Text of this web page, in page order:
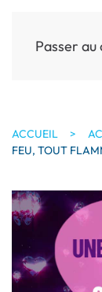
Passer
ACCUEIL
FEU, TOUT